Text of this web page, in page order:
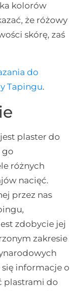
kolorów
że różowy
skórę, zaś
do
Tapingu.
plaster do
go
różnych
nacięć.
przez nas
zdobycie jej
zakresie
informacje o
plastrami do